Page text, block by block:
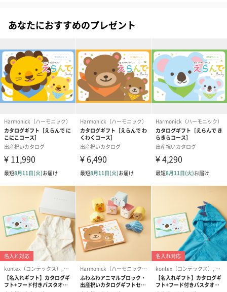
「CLAYD（クレイド）」入浴剤
小分けになったかわいらしいパッケージが特徴のONE TIME
GIFT。パッケージにはCLAYD原産地の写真が差し込まれているの
もポイント。お肌に気を使っている方なら絶対に喜ばれるはず！
機能性だけでなくデザインまでこだわっているのが特徴です。
What is CLAYD?
アメリカ西海岸の砂漠地帯の地下から採れる非常に高品質ななク
レイです。太古に降り積もった火山灰が数億年の間、深い地中で
化学変化して出来たため”天然ミネラルが豊富”！！パワフルな体
感をもたらすCLAYDのクレイは、本国アメリカでは５つ星ホテル
やスパ、自然療養施設でも愛用されています。
クレイドの特徴は？
クレイドの特徴は、『不用物の吸着力、皮膚細胞の修復力、保温
あなたにおすすめのプレゼント